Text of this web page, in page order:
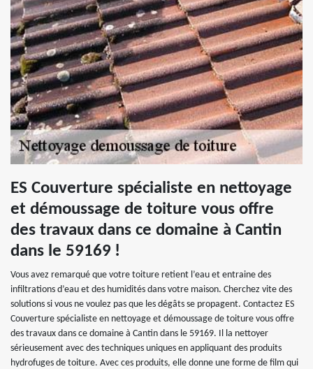
ES Couverture spécialiste en nettoyage
et démoussage de toiture vous offre
des travaux dans ce domaine à Cantin
dans le 59169 !
Vous avez remarqué que votre toiture retient l’eau et entraine des
infiltrations d’eau et des humidités dans votre maison. Cherchez vite des
solutions si vous ne voulez pas que les dégâts se propagent. Contactez ES
Couverture spécialiste en nettoyage et démoussage de toiture vous offre
des travaux dans ce domaine à Cantin dans le 59169. Il la nettoyer
sérieusement avec des techniques uniques en appliquant des produits
hydrofuges de toiture. Avec ces produits, elle donne une forme de film qui